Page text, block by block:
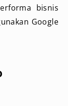
bisnis
Google